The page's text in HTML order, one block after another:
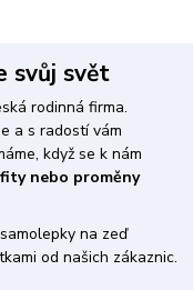
svůj svět
rodinná firma.
a s radostí vám
když se k nám
nebo proměny
na zeď
od našich zákaznic.